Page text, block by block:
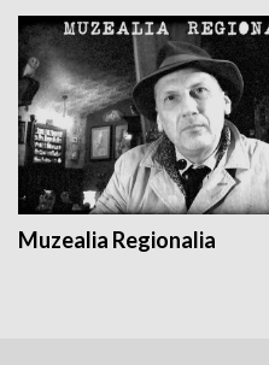
Muzealia Regionalia